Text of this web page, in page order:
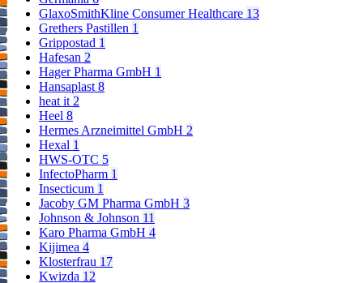
GlaxoSmithKline Consumer Healthcare 13
Grethers Pastillen 1
Grippostad 1
Hafesan 2
Hager Pharma GmbH 1
Hansaplast 8
heat it 2
Heel 8
Hermes Arzneimittel GmbH 2
Hexal 1
HWS-OTC 5
InfectoPharm 1
Insecticum 1
Jacoby GM Pharma GmbH 3
Johnson & Johnson 11
Karo Pharma GmbH 4
Kijimea 4
Klosterfrau 17
Kwizda 12